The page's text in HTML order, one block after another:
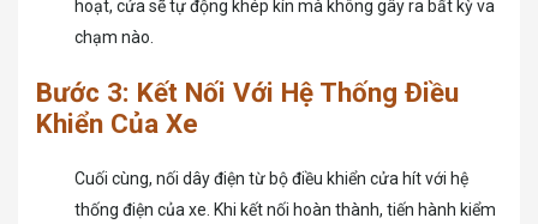
hoạt, cửa sẽ tự động khép kín mà không gây ra bất kỳ va
chạm nào.
Bước 3: Kết Nối Với Hệ Thống Điều
Khiển Của Xe
Cuối cùng, nối dây điện từ bộ điều khiển cửa hít với hệ
thống điện của xe. Khi kết nối hoàn thành, tiến hành kiểm